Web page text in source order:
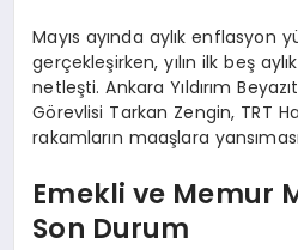
Mayıs ayında aylık enflasyon
gerçekleşirken, yılın ilk beş
netleşti. Ankara Yıldırım
Görevlisi Tarkan Zengin, TRT
rakamların maaşlara
Emekli ve Memur
Son Durum